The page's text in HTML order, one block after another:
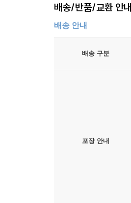
경제 통제: 국유자산과
1. 경제 통제가 중요한
2. 국유기업을 보는 관
3. ‘국유경제(國有經濟
6. 정책 통제와 국유기
공산당 통제 기제의 평
1. 인사 통제: ‘공산당
2. 조직 통제: ‘통합형’
3. 사상 통제: 지식인 사
4. 공산당 통제 기제는
공산당의 ‘경성
무장경찰 부대와 민병
공산당 영도 체제를
국유자산과 국유기업
생사가 달린 ‘정치 원
체제를 공고히 유지한
“중국의 정치 민주화
시진핑의 장기집권과
책의 뒷부분에는 공
배송/반품/교환 안내
배송 안내
배송 구분
포장 안내